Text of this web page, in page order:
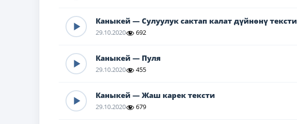
Каныкей — Сулуулук сактап калат дүйнөнү тексти
29.10.2020 692
Каныкей — Пуля
29.10.2020 455
Каныкей — Жаш карек тексти
29.10.2020 679